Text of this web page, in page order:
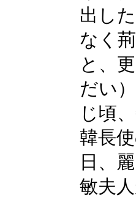
出し
なく
と、
だい
じ頃
韓長
日、
敏夫